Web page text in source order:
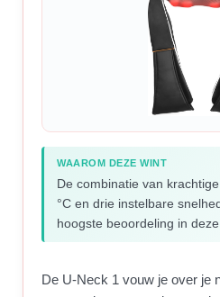
WAAROM DEZE WINT
De combinatie van
°C en drie instelbare
hoogste beoordeling in deze
De U-Neck 1 vouw je over je